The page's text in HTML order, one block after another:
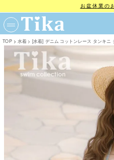
お盆休業の
TOP 水着 [水着] デニム コットンレース タンキニ